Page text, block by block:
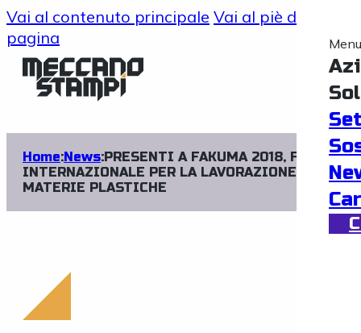
Vai al contenuto principale Vai al piè di
pagina
Menu
Home:News:PRESENTI A FAKUMA 2018, FIERA
INTERNAZIONALE PER LA LAVORAZIONE DELLE
MATERIE PLASTICHE